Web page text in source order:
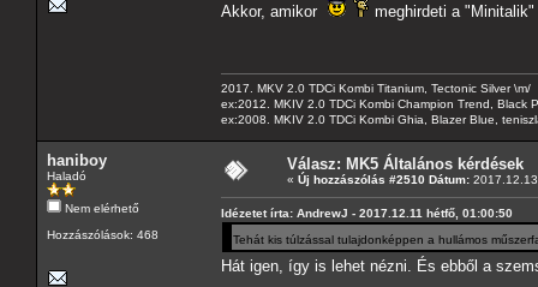
Akkor, amikor meghirdeti a
2017. MKV 2.0 TDCi Kombi Titanium, Tectonic Silver \m/
ex:2012. MKIV 2.0 TDCi Kombi Champion Trend, Black
ex:2008. MKIV 2.0 TDCi Kombi Ghia, Blazer Blue,
haniboy
Haladó
Nem elérhető
Hozzászólások: 468
Válasz: MK5 Általános kérdések
« Új hozzászólás #2510 Dátum:
Idézetet írta: AndrewJ - 2017.12.11 hétfő, 01:00:50
Tehát kis túlzással tulajdonképpen a hullámos
Hát igen, így is lehet nézni. És ebből a